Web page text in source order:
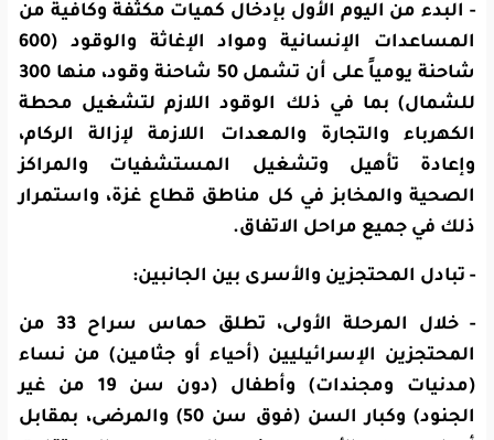
- البدء من اليوم الأول بإدخال كميات مكثفة وكافية من
المساعدات الإنسانية ومواد الإغاثة والوقود (600
شاحنة يومياً على أن تشمل 50 شاحنة وقود، منها 300
للشمال) بما في ذلك الوقود اللازم لتشغيل محطة
الكهرباء والتجارة والمعدات اللازمة لإزالة الركام،
وإعادة تأهيل وتشغيل المستشفيات والمراكز
الصحية والمخابز في كل مناطق قطاع غزة، واستمرار
ذلك في جميع مراحل الاتفاق.
- تبادل المحتجزين والأسرى بين الجانبين:
- خلال المرحلة الأولى، تطلق حماس سراح 33 من
المحتجزين الإسرائيليين (أحياء أو جثامين) من نساء
(مدنيات ومجندات) وأطفال (دون سن 19 من غير
الجنود) وكبار السن (فوق سن 50) والمرضى، بمقابل